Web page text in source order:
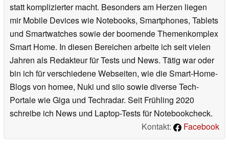
statt komplizierter macht. Besonders am Herzen liegen
mir Mobile Devices wie Notebooks, Smartphones, Tablets
und Smartwatches sowie der boomende Themenkomplex
Smart Home. In diesen Bereichen arbeite ich seit vielen
Jahren als Redakteur für Tests und News. Tätig war oder
bin ich für verschiedene Webseiten, wie die Smart-Home-
Blogs von homee, Nuki und siio sowie diverse Tech-
Portale wie Giga und Techradar. Seit Frühling 2020
schreibe ich News und Laptop-Tests für Notebookcheck.
Kontakt:
Facebook